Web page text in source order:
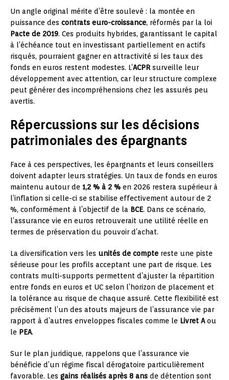
Un angle original mérite d’être soulevé : la montée en
puissance des contrats euro-croissance, réformés par la loi
Pacte de 2019. Ces produits hybrides, garantissant le capital
à l’échéance tout en investissant partiellement en actifs
risqués, pourraient gagner en attractivité si les taux des
fonds en euros restent modestes. L’ACPR surveille leur
développement avec attention, car leur structure complexe
peut générer des incompréhensions chez les assurés peu
avertis.
Répercussions sur les décisions
patrimoniales des épargnants
Face à ces perspectives, les épargnants et leurs conseillers
doivent adapter leurs stratégies. Un taux de fonds en euros
maintenu autour de 1,2 % à 2 % en 2026 restera supérieur à
l’inflation si celle-ci se stabilise effectivement autour de 2
%, conformément à l’objectif de la BCE. Dans ce scénario,
l’assurance vie en euros retrouverait une utilité réelle en
termes de préservation du pouvoir d’achat.
La diversification vers les unités de compte reste une piste
sérieuse pour les profils acceptant une part de risque. Les
contrats multi-supports permettent d’ajuster la répartition
entre fonds en euros et UC selon l’horizon de placement et
la tolérance au risque de chaque assuré. Cette flexibilité est
précisément l’un des atouts majeurs de l’assurance vie par
rapport à d’autres enveloppes fiscales comme le Livret Aou
le PEA.
Sur le plan juridique, rappelons que l’assurance vie
bénéficie d’un régime fiscal dérogatoire particulièrement
favorable. Les gains réalisés après 8 ans de détention sont